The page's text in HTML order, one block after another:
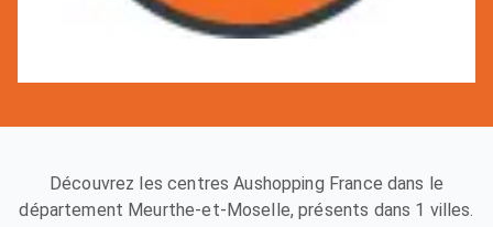
Découvrez les centres Aushopping France dans le
département Meurthe-et-Moselle, présents dans 1 villes.